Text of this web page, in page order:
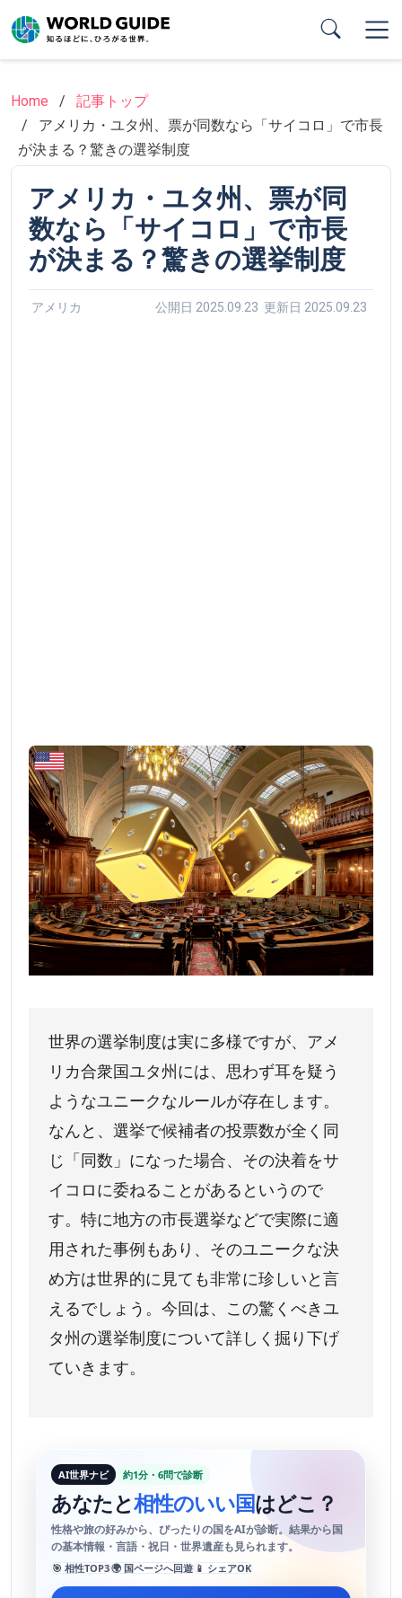
to
main
Home
記事トップ
アメリカ・ユタ州、票が同数なら「サイコロ」で市長
が決まる？驚きの選挙制度
アメリカ・ユタ州、票が同
数なら「サイコロ」で市長
が決まる？驚きの選挙制度
アメリカ 公開日 2025.09.23 更新日 2025.09.23
世界の選挙制度は実に多様ですが、アメ
リカ合衆国ユタ州には、思わず耳を疑う
ようなユニークなルールが存在します。
なんと、選挙で候補者の投票数が全く同
じ「同数」になった場合、その決着をサ
イコロに委ねることがあるというので
す。特に地方の市長選挙などで実際に適
用された事例もあり、そのユニークな決
め方は世界的に見ても非常に珍しいと言
えるでしょう。今回は、この驚くべきユ
タ州の選挙制度について詳しく掘り下げ
ていきます。
AI世界ナビ 約1分・6問で診断
あなたと相性のいい国はどこ？
性格や旅の好みから、ぴったりの国をAIが診断。結果から国
の基本情報・言語・祝日・世界遺産も見られます。
🎯 相性TOP3🌍 国ページへ回遊 📱 シェアOK